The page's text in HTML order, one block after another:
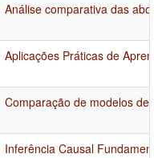
Análise comparativa das
Aplicações Práticas de
Comparação de modelos
Inferência Causal